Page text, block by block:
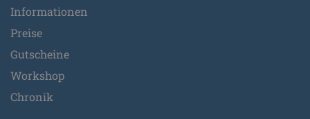
Informationen
Preise
Gutscheine
Workshop
Chronik